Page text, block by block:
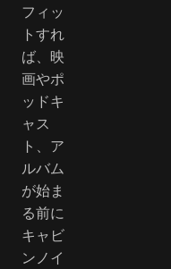
フィッ
トすれ
ば、映
画やポ
ッドキ
ャス
ト、ア
ルバム
が始ま
る前に
キャビ
ンノイ